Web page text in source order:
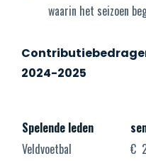
waarin het seizoen
2024-2025
Spelende leden
Veldvoetbal
€